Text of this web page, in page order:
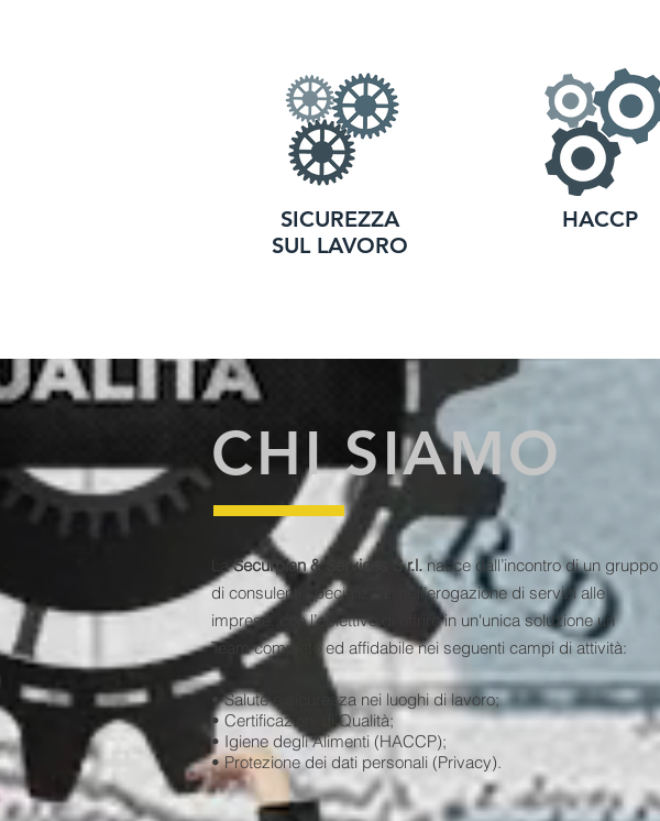
SICUREZZA
SUL LAVORO
HACCP
CHI SIAMO
LaSecurplan & Services S.r.l.nasce dall’incontro di un gruppo
di consulenti specializzati nell’erogazione di servizi alle
imprese, con l’obiettivo di offrire in un'unica soluzione un
Team completo ed affidabile nei seguenti campi di attività:
• Salute e sicurezza nei luoghi di lavoro;
• Certificazioni di Qualità;
• Igiene degli Alimenti (HACCP);
• Protezione dei dati personali (Privacy).